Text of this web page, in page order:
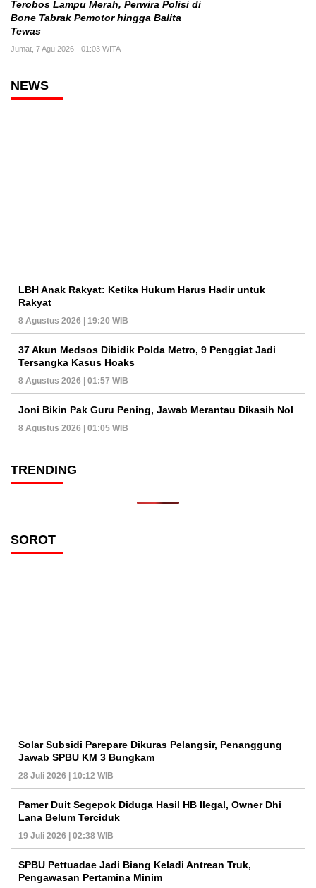
Terobos Lampu Merah, Perwira Polisi di
Bone Tabrak Pemotor hingga Balita
Tewas
Jumat, 7 Agu 2026 - 01:03 WITA
NEWS
LBH Anak Rakyat: Ketika Hukum Harus Hadir untuk
Rakyat
8 Agustus 2026 | 19:20 WIB
37 Akun Medsos Dibidik Polda Metro, 9 Penggiat Jadi
Tersangka Kasus Hoaks
8 Agustus 2026 | 01:57 WIB
Joni Bikin Pak Guru Pening, Jawab Merantau Dikasih Nol
8 Agustus 2026 | 01:05 WIB
TRENDING
SOROT
Solar Subsidi Parepare Dikuras Pelangsir, Penanggung
Jawab SPBU KM 3 Bungkam
28 Juli 2026 | 10:12 WIB
Pamer Duit Segepok Diduga Hasil HB Ilegal, Owner Dhi
Lana Belum Terciduk
19 Juli 2026 | 02:38 WIB
SPBU Pettuadae Jadi Biang Keladi Antrean Truk,
Pengawasan Pertamina Minim